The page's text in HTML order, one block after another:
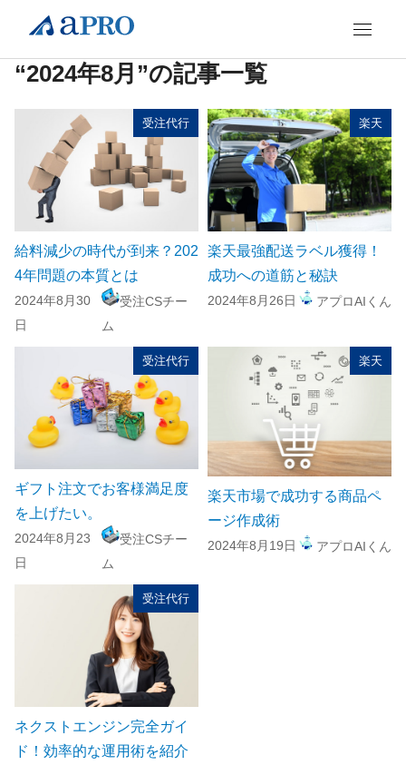
“2024年8月”の記事一覧
受注代行
給料減少の時代が到来？202
4年問題の本質とは
2024年8月30
日
受注CSチー
ム
楽天
楽天最強配送ラベル獲得！
成功への道筋と秘訣
2024年8月26日 アプロAIくん
受注代行
ギフト注文でお客様満足度
を上げたい。
2024年8月23
日
受注CSチー
ム
楽天
楽天市場で成功する商品ペ
ージ作成術
2024年8月19日 アプロAIくん
受注代行
ネクストエンジン完全ガイ
ド！効率的な運用術を紹介